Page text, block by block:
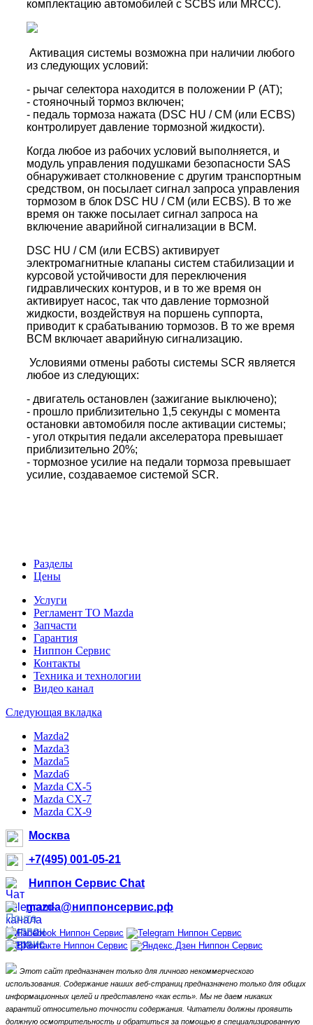
комплектацию автомобилей с SCBS или MRCC).
Активация системы возможна при наличии любого
из следующих условий:
- рычаг селектора находится в положении P (AT);
- стояночный тормоз включен;
- педаль тормоза нажата (DSC HU / CM (или ECBS)
контролирует давление тормозной жидкости).
Когда любое из рабочих условий выполняется, и
модуль управления подушками безопасности SAS
обнаруживает столкновение с другим транспортным
средством, он посылает сигнал запроса управления
тормозом в блок DSC HU / CM (или ECBS). В то же
время он также посылает сигнал запроса на
включение аварийной сигнализации в BCM.
DSC HU / CM (или ECBS) активирует
электромагнитные клапаны систем стабилизации и
курсовой устойчивости для переключения
гидравлических контуров, и в то же время он
активирует насос, так что давление тормозной
жидкости, воздействуя на поршень суппорта,
приводит к срабатыванию тормозов. В то же время
BCM включает аварийную сигнализацию.
Условиями отмены работы системы SCR является
любое из следующих:
- двигатель остановлен (зажигание выключено);
- прошло приблизительно 1,5 секунды с момента
остановки автомобиля после активации системы;
- угол открытия педали акселератора превышает
приблизительно 20%;
- тормозное усилие на педали тормоза превышает
усилие, создаваемое системой SCR.
Разделы
Цены
Услуги
Регламент ТО Mazda
Запчасти
Гарантия
Ниппон Сервис
Контакты
Техника и технологии
Видео канал
Следующая вкладка
Mazda2
Mazda3
Mazda5
Mazda6
Mazda CX-5
Mazda CX-7
Mazda CX-9
Москва
+7(495) 001-05-21
Ниппон Сервис Chat
mazda@ниппонсервис.рф
Этот сайт предназначен только для личного некоммерческого
использования. Содержание наших веб-страниц предназначено только для общих
информационных целей и представлено «как есть». Мы не даем никаких
гарантий относительно точности содержания. Читатели должны проявить
должную осмотрительность и обратиться за помощью в специализированную